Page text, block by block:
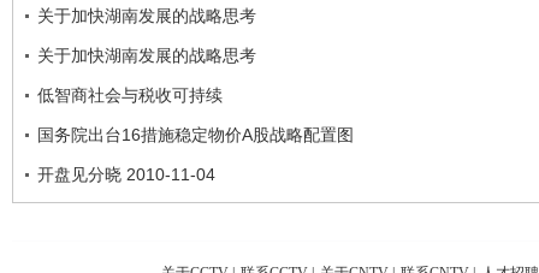
关于加快湖南发展的战略思考
关于加快湖南发展的战略思考
低智商社会与税收可持续
国务院出台16措施稳定物价A股战略配置图
开盘见分晓 2010-11-04